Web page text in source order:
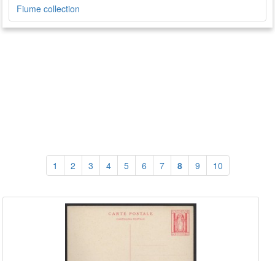
Fiume collection
1 2 3 4 5 6 7 8 9 10